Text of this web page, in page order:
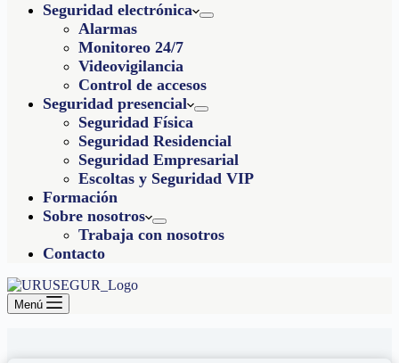
Seguridad electrónica
Alarmas
Monitoreo 24/7
Videovigilancia
Control de accesos
Seguridad presencial
Seguridad Física
Seguridad Residencial
Seguridad Empresarial
Escoltas y Seguridad VIP
Formación
Sobre nosotros
Trabaja con nosotros
Contacto
Menú